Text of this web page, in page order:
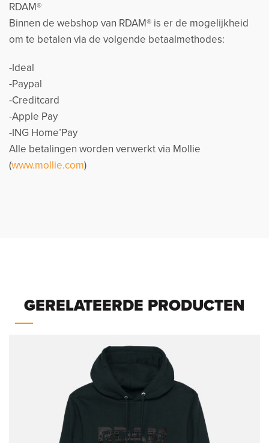
RDAM®
Binnen de webshop van RDAM® is er de mogelijkheid
om te betalen via de volgende betaalmethodes:
-Ideal
-Paypal
-Creditcard
-Apple Pay
-ING Home’Pay
Alle betalingen worden verwerkt via Mollie
(www.mollie.com)
GERELATEERDE PRODUCTEN